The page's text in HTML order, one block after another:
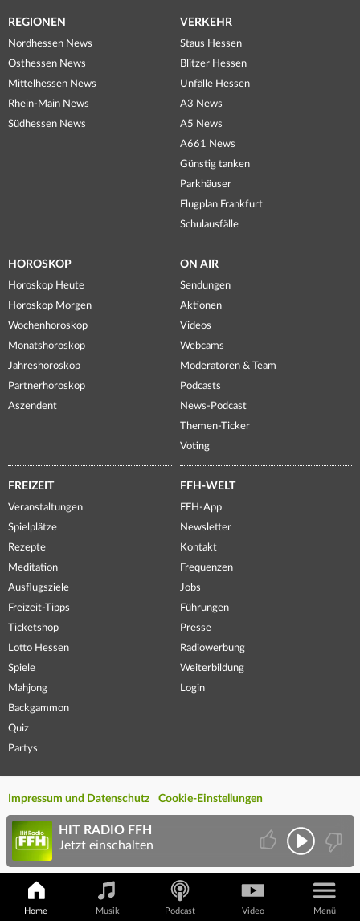
REGIONEN
Nordhessen News
Osthessen News
Mittelhessen News
Rhein-Main News
Südhessen News
VERKEHR
Staus Hessen
Blitzer Hessen
Unfälle Hessen
A3 News
A5 News
A661 News
Günstig tanken
Parkhäuser
Flugplan Frankfurt
Schulausfälle
HOROSKOP
Horoskop Heute
Horoskop Morgen
Wochenhoroskop
Monatshoroskop
Jahreshoroskop
Partnerhoroskop
Aszendent
ON AIR
Sendungen
Aktionen
Videos
Webcams
Moderatoren & Team
Podcasts
News-Podcast
Themen-Ticker
Voting
FREIZEIT
Veranstaltungen
Spielplätze
Rezepte
Meditation
Ausflugsziele
Freizeit-Tipps
Ticketshop
Lotto Hessen
Spiele
Mahjong
Backgammon
Quiz
Partys
FFH-WELT
FFH-App
Newsletter
Kontakt
Frequenzen
Jobs
Führungen
Presse
Radiowerbung
Weiterbildung
Login
Impressum und Datenschutz Cookie-Einstellungen
Home Musik Podcast Video Menü
HIT RADIO FFH
Jetzt einschalten